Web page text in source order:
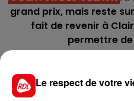
grand prix, mais reste
fait de revenir à
permettre
: A 13
dans ce quinté. Toujours
de sortir par
Le respect de votre